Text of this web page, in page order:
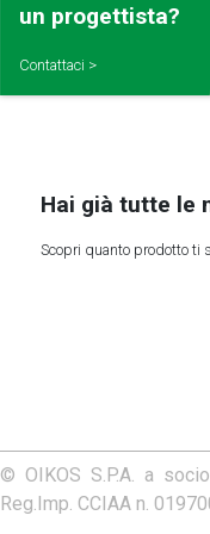
un progettista?
Contattaci >
Hai già tutte le
Scopri quanto prodotto ti
© OIKOS S.P.A. a
Reg.Imp. CCIAA n.